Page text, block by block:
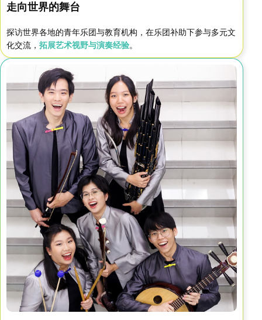
走向世界的舞台
探访世界各地的青年乐团与教育机构，在乐团补助下参与多元文
化交流， 拓展艺术视野与演奏经验。